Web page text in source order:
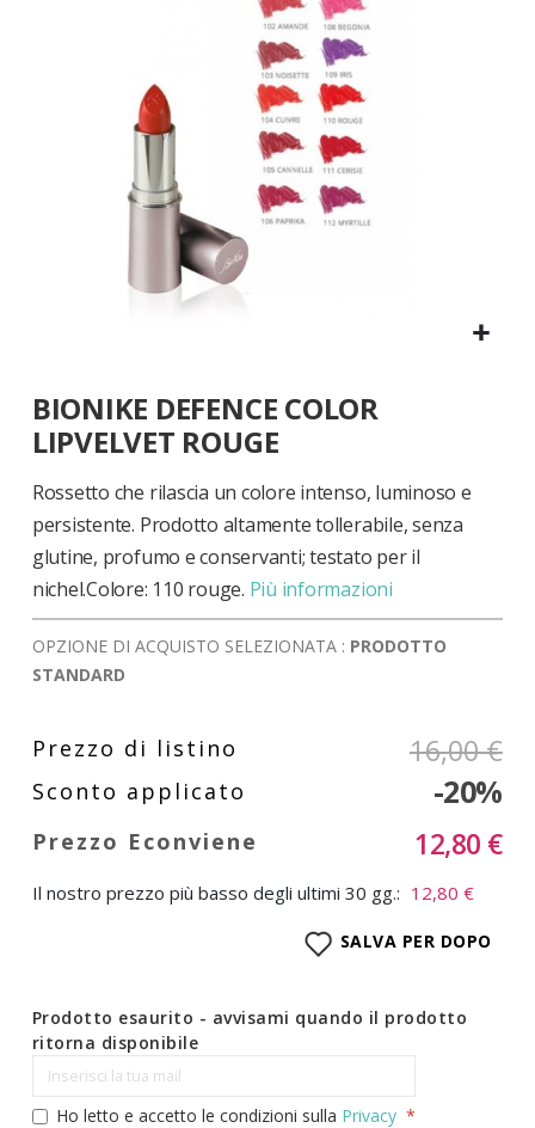
all'inizio
della
galleria
di
immagini
BIONIKE DEFENCE COLOR
LIPVELVET ROUGE
Rossetto che rilascia un colore intenso, luminoso e
persistente. Prodotto altamente tollerabile, senza
glutine, profumo e conservanti; testato per il
nichel.Colore: 110 rouge. Più informazioni
OPZIONE DI ACQUISTO SELEZIONATA : PRODOTTO
STANDARD
16,00 €
-20%
12,80 €
Il nostro prezzo più basso degli ultimi 30 gg.: 12,80 €
SALVA PER DOPO
Prodotto esaurito - avvisami quando il prodotto
ritorna disponibile
Ho letto e accetto le condizioni sulla Privacy